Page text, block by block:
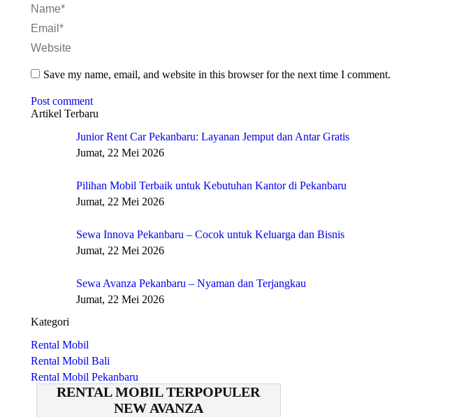
Name *
Email *
Website
Save my name, email, and website in this browser for the next time I comment.
Post comment
Artikel Terbaru
Junior Rent Car Pekanbaru: Layanan Jemput dan Antar Gratis
Jumat, 22 Mei 2026
Pilihan Mobil Terbaik untuk Kebutuhan Kantor di Pekanbaru
Jumat, 22 Mei 2026
Sewa Innova Pekanbaru – Cocok untuk Keluarga dan Bisnis
Jumat, 22 Mei 2026
Sewa Avanza Pekanbaru – Nyaman dan Terjangkau
Jumat, 22 Mei 2026
Kategori
Rental Mobil
Rental Mobil Bali
Rental Mobil Pekanbaru
RENTAL MOBIL TERPOPULER
NEW AVANZA